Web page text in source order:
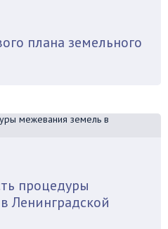
плана земельного
процедуры
Ленинградской